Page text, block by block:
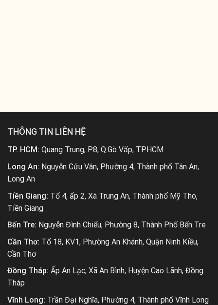
THÔNG TIN LIÊN HỆ
TP. HCM: Quang Trung, P.8, Q.Gò Vấp, TP.HCM
Long An: Nguyễn Cửu Vân, Phường 4, Thành phố Tân An,
Long An
Tiền Giang: Tổ 4, ấp 2, Xã Trung An, Thành phố Mỹ Tho,
Tiền Giang
Bến Tre: Nguyễn Đình Chiểu, Phường 8, Thành Phố Bến Tre
Cần Thơ: Tổ 18, KV1, Phường An Khánh, Quận Ninh Kiều,
Cần Thơ
Đồng Tháp: Ấp An Lạc, Xã An Bình, Huyện Cao Lãnh, Đồng
Tháp
Vĩnh Long: Trần Đại Nghĩa, Phường 4, Thành phố Vĩnh Long